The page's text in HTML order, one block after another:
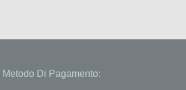
Metodo Di Pagamento: